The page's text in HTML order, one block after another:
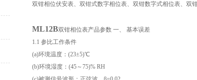
双钳相位伏安表、双钳式数字相位表、双钳数字式相位表、双
ML12B双钳相位表产品参数 一、 基本误差
1.1 参比工作条件
(a)环境温度：(23±5)℃
(b)环境湿度：(45～75)% RH